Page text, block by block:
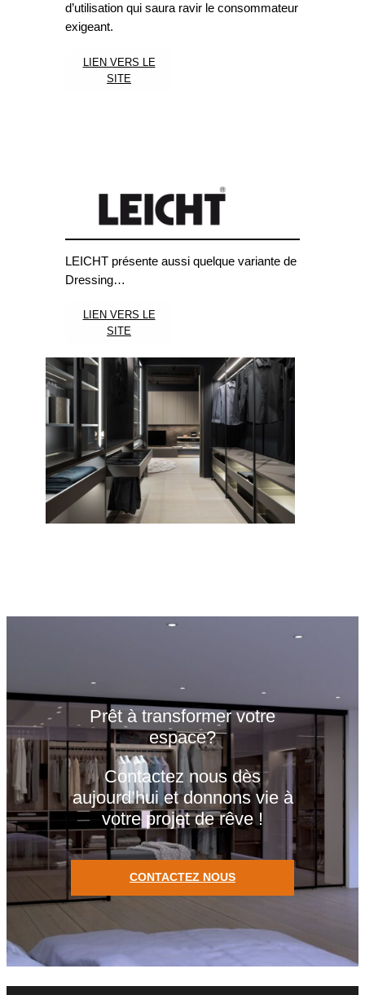
d’utilisation qui saura ravir le consommateur
exigeant.
LIEN VERS LE
SITE
LEICHT présente aussi quelque variante de
Dressing…
LIEN VERS LE
SITE
Prêt à transformer votre
espace?
Contactez nous dès
aujourd’hui et donnons vie à
votre projet de rêve !
CONTACTEZ NOUS